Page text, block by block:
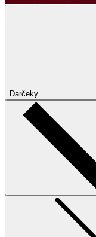
Darčeky